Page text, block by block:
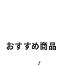
おすすめ商品